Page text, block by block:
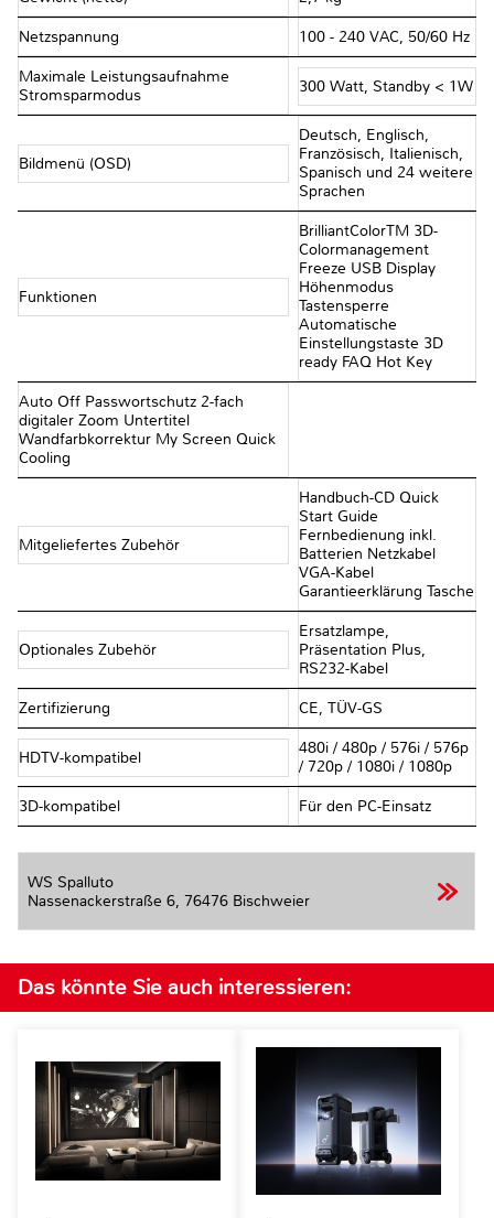
Netzspannung 100 - 240 VAC, 50/60 Hz
Maximale Leistungsaufnahme
Stromsparmodus
300 Watt, Standby < 1W
Bildmenü (OSD)
Deutsch, Englisch,
Französisch, Italienisch,
Spanisch und 24 weitere
Sprachen
Funktionen
BrilliantColorTM 3D-
Colormanagement
Freeze USB Display
Höhenmodus
Tastensperre
Automatische
Einstellungstaste 3D
ready FAQ Hot Key
Auto Off Passwortschutz 2-fach
digitaler Zoom Untertitel
Wandfarbkorrektur My Screen Quick
Cooling
Mitgeliefertes Zubehör
Handbuch-CD Quick
Start Guide
Fernbedienung inkl.
Batterien Netzkabel
VGA-Kabel
Garantieerklärung Tasche
Optionales Zubehör
Ersatzlampe,
Präsentation Plus,
RS232-Kabel
Zertifizierung CE, TÜV-GS
HDTV-kompatibel
480i / 480p / 576i / 576p
/ 720p / 1080i / 1080p
3D-kompatibel Für den PC-Einsatz
WS Spalluto
Nassenackerstraße 6, 76476 Bischweier
Das könnte Sie auch interessieren: